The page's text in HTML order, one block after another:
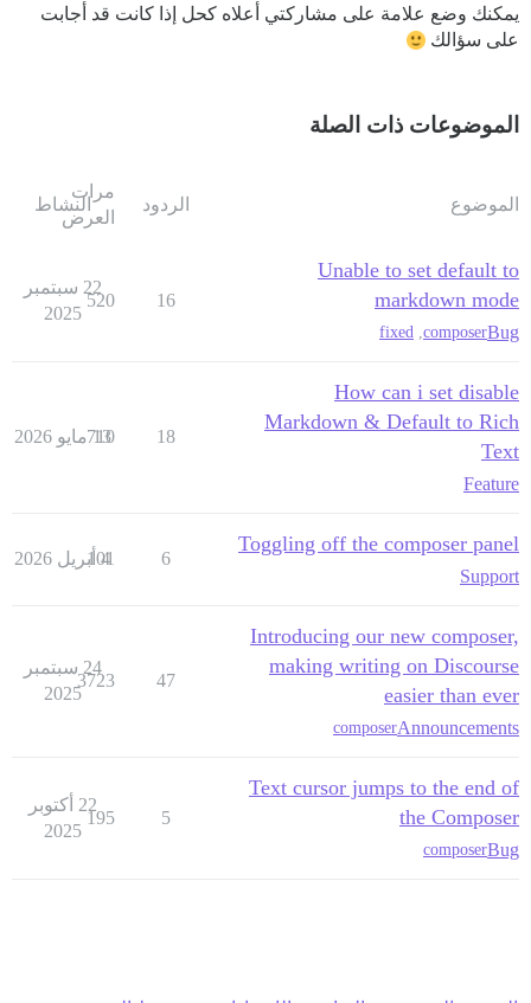
يمكنك وضع علامة على مشاركتي أعلاه كحل إذا كانت قد أجابت
على سؤالك
الموضوعات ذات الصلة
الموضوع الردود
مرات
العرض
النشاط
Unable to set default to
markdown mode
Bug
composer
,
fixed
16
520
22 سبتمبر
2025
How can i set disable
Markdown & Default to Rich
Text
Feature
18
710
13 مايو 2026
Toggling off the composer panel
Support
6
101
4 أبريل 2026
Introducing our new composer,
making writing on Discourse
easier than ever
Announcements
composer
47
3723
24 سبتمبر
2025
Text cursor jumps to the end of
the Composer
Bug
composer
5
195
22 أكتوبر
2025